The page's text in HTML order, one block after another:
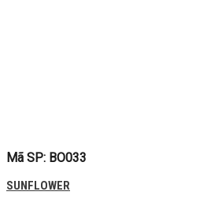
Mã SP: BO033
SUNFLOWER